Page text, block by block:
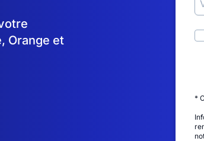
Orange et
*